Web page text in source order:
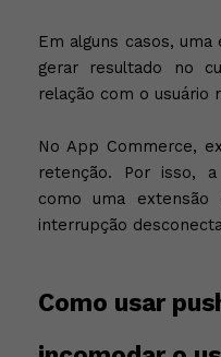
Em alguns casos,
gerar resultado no
relação com o usuário
No App Commerce,
retenção. Por isso,
como uma extensão
interrupção
Como usar